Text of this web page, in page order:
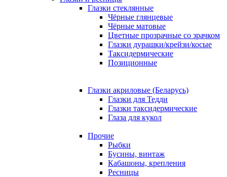
Глазки стеклянные
Чёрные глянцевые
Чёрные матовые
Цветные прозрачные со зрачком
Глазки дурашки/крейзи/косые
Таксидермические
Позиционные
Глазки акриловые (Беларусь)
Глазки для Тедди
Глазки таксидермические
Глаза для кукол
Прочие
Рыбки
Бусины, винтаж
Кабашоны, крепления
Ресницы